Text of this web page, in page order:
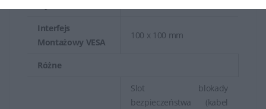
Interfejs
Montażowy VESA
100 x 100 mm
Różne
Slot blokady
bezpieczeństwa (kabel